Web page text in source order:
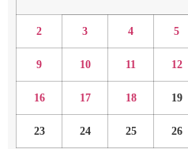
2 3 4 5
9 10 11 12
16 17 18 19
23 24 25 26